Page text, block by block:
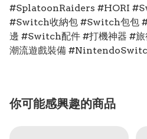
#SplatoonRaiders #HORI
#Switch收納包 #Switch包包 #
邊 #Switch配件 #打機神器 #
潮流遊戲裝備
你可能感興趣的商品